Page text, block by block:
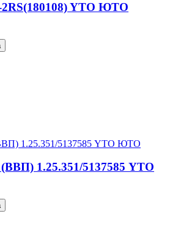
YTO ЮТО
1.25.351/5137585 YTO